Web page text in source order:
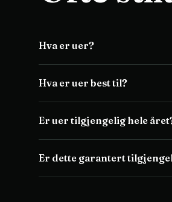
Hva er uer?
Hva er uer best til?
Er uer tilgjengelig hele
Er dette garantert